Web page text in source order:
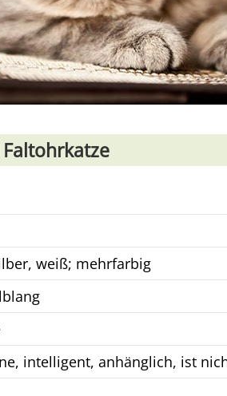
weiß; mehrfarbig
intelligent, anhänglich, ist